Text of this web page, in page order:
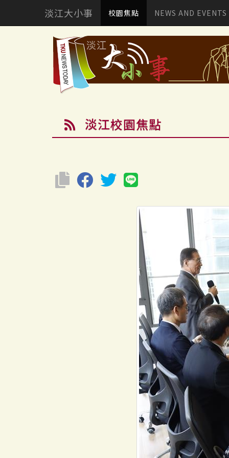
淡江大小事 校園焦點 NEWS AND EVENTS
淡江校園焦點